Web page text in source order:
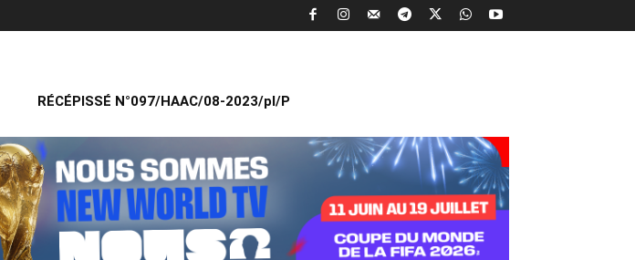
RÉCÉPISSÉ N°097/HAAC/08-2023/pl/P